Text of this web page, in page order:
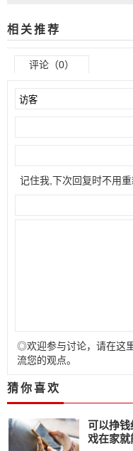
相关推荐
评论（0）
记住我,下次回复时不用
◎欢迎参与讨论，请在这
流您的观点。
猜你喜欢
可以挣
戏在家就